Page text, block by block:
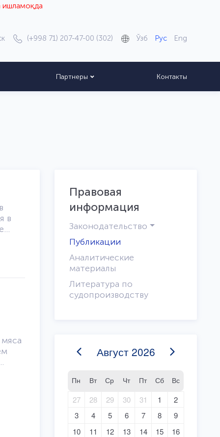
(+998 71) 207-47-00 (302) Ўзб Рус Eng
Партнеры Контакты
в
и
на
Правовая
информация
Законодательство
Публикации
Аналитические
материалы
Литература по
судопроизводству
Август 2026
Пн Вт Ср Чт Пт Сб Вс
27 28 29 30 31 1
2
3
4 5 6 7 8
9
10
11 12 13 14 15
16